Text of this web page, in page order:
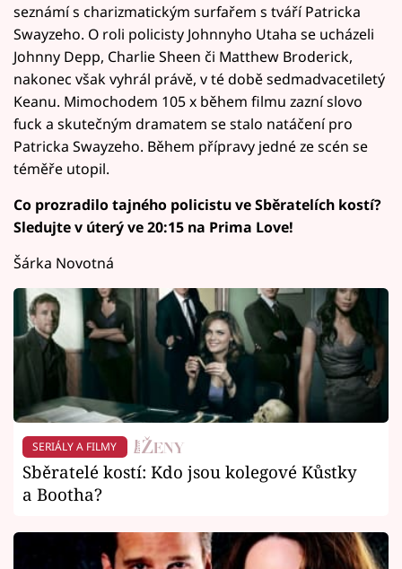
seznámí s charizmatickým surfařem s tváří Patricka
Swayzeho. O roli policisty Johnnyho Utaha se ucházeli
Johnny Depp, Charlie Sheen či Matthew Broderick,
nakonec však vyhrál právě, v té době sedmadvacetiletý
Keanu. Mimochodem 105 x během filmu zazní slovo
fuck a skutečným dramatem se stalo natáčení pro
Patricka Swayzeho. Během přípravy jedné ze scén se
téměře utopil.
Co prozradilo tajného policistu ve Sběratelích kostí?
Sledujte v úterý ve 20:15 na Prima Love!
Šárka Novotná
SERIÁLY A FILMY
Sběratelé kostí: Kdo jsou kolegové Kůstky
a Bootha?